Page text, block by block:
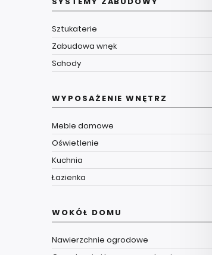
Sztukaterie
Zabudowa wnęk
Schody
WYPOSAŻENIE WNĘTRZ
Meble domowe
Oświetlenie
Kuchnia
Łazienka
WOKÓŁ DOMU
Nawierzchnie ogrodowe